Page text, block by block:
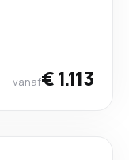
vanaf€ 1.113